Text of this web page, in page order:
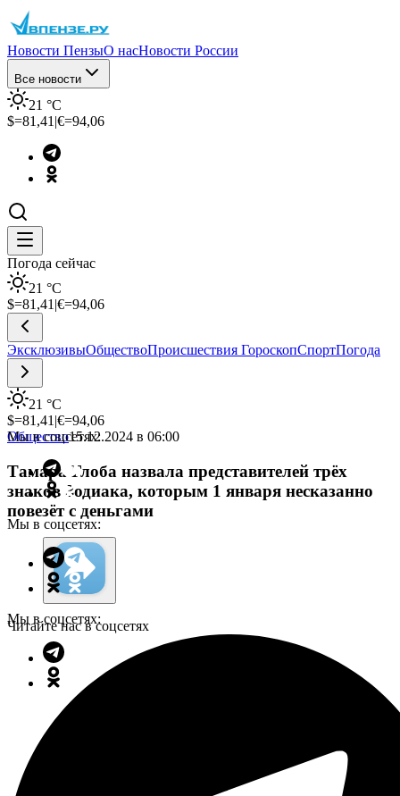
Новости ПензыО насНовости России
Все новости
21 °C
$=81,41 |€=94,06
Погода сейчас
21 °C
$=81,41 |€=94,06
ЭксклюзивыОбществоПроисшествия ГороскопСпортПогода
21 °C
$=81,41 |€=94,06
Мы в соцсетях:
Мы в соцсетях:
Мы в соцсетях:
Общество15.12.2024 в 06:00
Тамара Глоба назвала представителей трёх
знаков Зодиака, которым 1 января несказанно
повезёт с деньгами
Читайте нас в соцсетях